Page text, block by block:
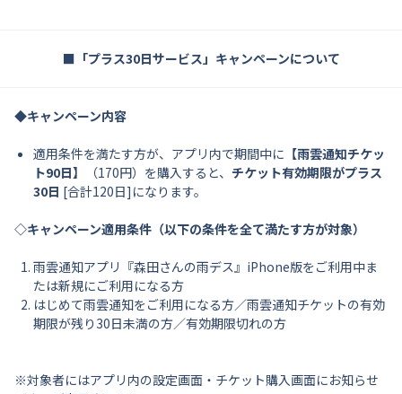
■「プラス30日サービス」キャンペーンについて
◆キャンペーン内容
適用条件を満たす方が、アプリ内で期間中に 【雨雲通知チケッ
ト90日】
（170円）を購入すると、 チケット有効期限がプラス
30日 [合計120日]になります。
◇キャンペーン適用条件（以下の条件を全て満たす方が対象）
雨雲通知アプリ『森田さんの雨デス』iPhone版をご利用中ま
たは新規にご利用になる方
はじめて雨雲通知をご利用になる方／雨雲通知チケットの有効
期限が残り30日未満の方／有効期限切れの方
※対象者にはアプリ内の設定画面・チケット購入画面にお知らせ